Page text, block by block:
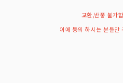
교환,반품 불가
이에 동의 하시는 분들만